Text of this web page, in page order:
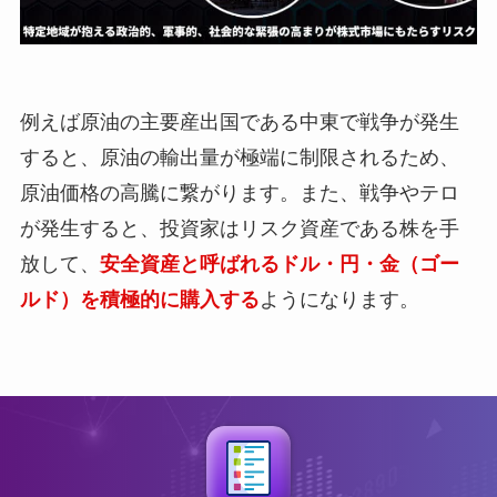
例えば原油の主要産出国である中東で戦争が発生
すると、原油の輸出量が極端に制限されるため、
原油価格の高騰に繋がります。また、戦争やテロ
が発生すると、投資家はリスク資産である株を手
放して、 安全資産と呼ばれるドル・円・金（ゴー
ルド）を積極的に購入するようになります。